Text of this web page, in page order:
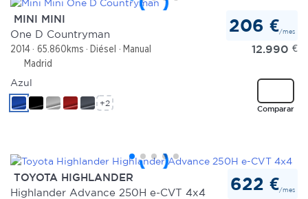
MINI MINI
One D Countryman
2014 65.860kms Diésel
Manual
Madrid
206 €/mes
12.990 €
Comparar
Azul
+2
TOYOTA HIGHLANDER
Highlander Advance 250H e-CVT 4x4
622 €/mes